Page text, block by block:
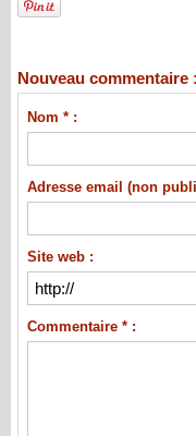
Nouveau commentaire :
Nom * :
Adresse email (non
Site web :
Commentaire * :